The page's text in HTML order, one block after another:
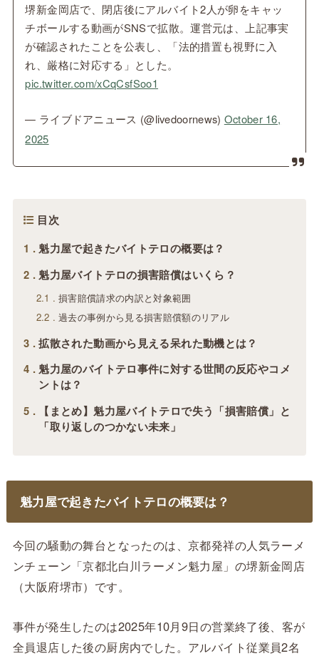
堺新金岡店で、閉店後にアルバイト2人が卵をキャッ
チボールする動画がSNSで拡散。運営元は、上記事実
が確認されたことを公表し、「法的措置も視野に入
れ、厳格に対応する」とした。
pic.twitter.com/xCqCsfSoo1
— ライブドアニュース (@livedoornews) October 16,
2025
目次
1
魁力屋で起きたバイトテロの概要は？
2
魁力屋バイトテロの損害賠償はいくら？
2.1
損害賠償請求の内訳と対象範囲
2.2
過去の事例から見る損害賠償額のリアル
3
拡散された動画から見える呆れた動機とは？
4
魁力屋のバイトテロ事件に対する世間の反応やコメ
ントは？
5
【まとめ】魁力屋バイトテロで失う「損害賠償」と
「取り返しのつかない未来」
魁力屋で起きたバイトテロの概要は？
今回の騒動の舞台となったのは、京都発祥の人気ラーメ
ンチェーン「京都北白川ラーメン魁力屋」の堺新金岡店
（大阪府堺市）です。
事件が発生したのは2025年10月9日の営業終了後、客が
全員退店した後の厨房内でした。アルバイト従業員2名